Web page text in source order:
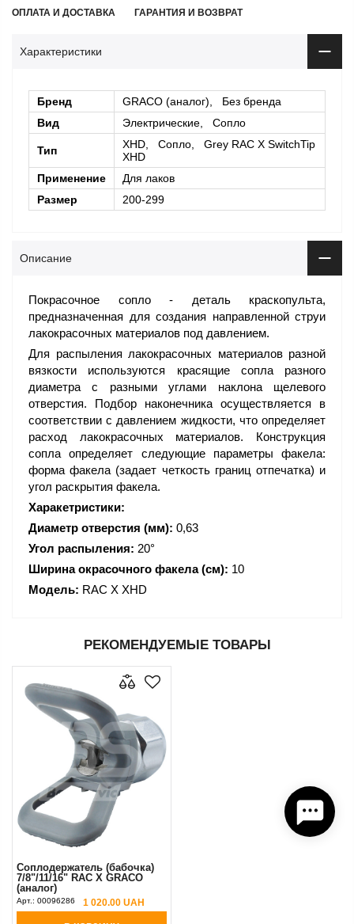
ОПЛАТА И ДОСТАВКА ГАРАНТИЯ И ВОЗВРАТ
Характеристики
Бренд
GRACO (аналог), Без бренда
Вид
Электрические, Сопло
Тип
XHD, Сопло, Grey RAC X SwitchTip
XHD
Применение
Для лаков
Размер
200-299
Описание
Покрасочное сопло - деталь краскопульта,
предназначенная для создания направленной струи
лакокрасочных материалов под давлением.
Для распыления лакокрасочных материалов разной
вязкости используются красящие сопла разного
диаметра с разными углами наклона щелевого
отверстия. Подбор наконечника осуществляется в
соответствии с давлением жидкости, что определяет
расход лакокрасочных материалов. Конструкция
сопла определяет следующие параметры факела:
форма факела (задает четкость границ отпечатка) и
угол раскрытия факела.
Харакетристики:
Диаметр отверстия (мм): 0,63
Угол распыления: 20°
Ширина окрасочного факела (см): 10
Модель: RAC X XHD
РЕКОМЕНДУЕМЫЕ ТОВАРЫ
Соплодержатель (бабочка)
7/8"/11/16" RAC X GRACO
(аналог)
Арт.: 00096286 1 020.00 UAH